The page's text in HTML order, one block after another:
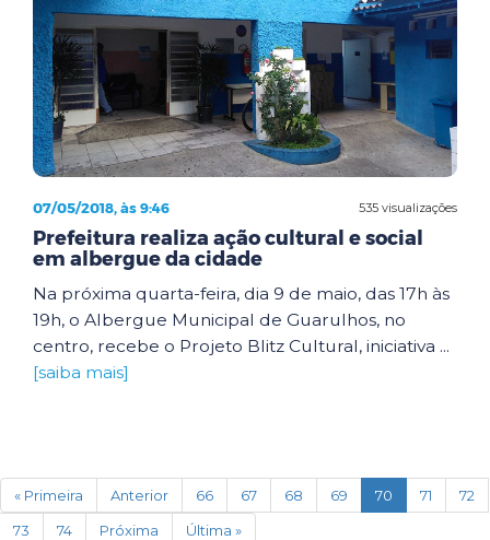
535 visualizações
07/05/2018, às 9:46
Prefeitura realiza ação cultural e social
em albergue da cidade
Na próxima quarta-feira, dia 9 de maio, das 17h às
19h, o Albergue Municipal de Guarulhos, no
centro, recebe o Projeto Blitz Cultural, iniciativa ...
[saiba mais]
« Primeira Anterior 66 67 68 69 70 (current)
71
72
73
74 Próxima Última »